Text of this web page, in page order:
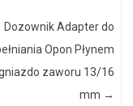
Dozownik Adapter do
Opon Płynem
zaworu 13/16
mm →